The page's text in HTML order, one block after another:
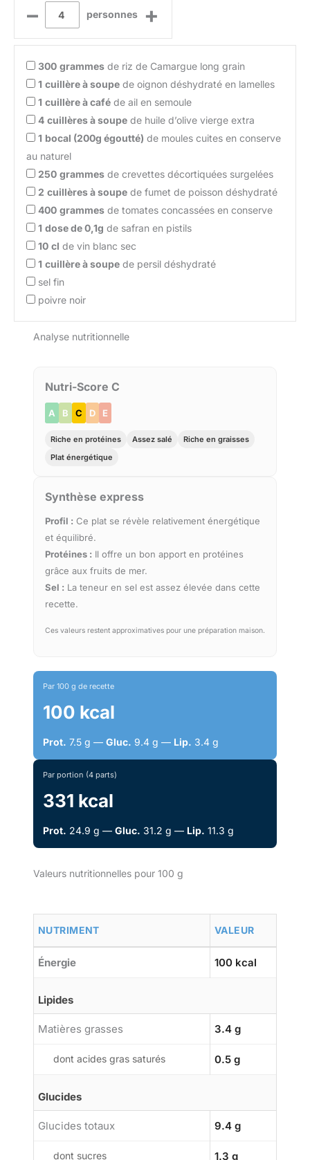
– personnes +
300 grammes de riz de Camargue long grain
1 cuillère à soupe de oignon déshydraté en lamelles
1 cuillère à café de ail en semoule
4 cuillères à soupe de huile d’olive vierge extra
1 bocal (200g égoutté) de moules cuites en conserve
au naturel
250 grammes de crevettes décortiquées surgelées
2 cuillères à soupe de fumet de poisson déshydraté
400 grammes de tomates concassées en conserve
1 dose de 0,1g de safran en pistils
10 cl de vin blanc sec
1 cuillère à soupe de persil déshydraté
sel fin
poivre noir
Analyse nutritionnelle
Nutri-Score C
A B C D E
Riche en protéines Assez salé
Riche en graisses
Plat énergétique
Synthèse express
Profil : Ce plat se révèle relativement énergétique
et équilibré.
Protéines : Il offre un bon apport en protéines
grâce aux fruits de mer.
Sel : La teneur en sel est assez élevée dans cette
recette.
Ces valeurs restent approximatives pour une préparation maison.
Par 100 g de recette
100 kcal
Prot. 7.5 g — Gluc. 9.4 g — Lip. 3.4 g
Par portion (4 parts)
331 kcal
Prot. 24.9 g — Gluc. 31.2 g — Lip. 11.3 g
Valeurs nutritionnelles pour 100 g
NUTRIMENT VALEUR
Énergie 100 kcal
Lipides
Matières grasses 3.4 g
dont acides gras saturés 0.5 g
Glucides
Glucides totaux 9.4 g
dont sucres 1.3 g